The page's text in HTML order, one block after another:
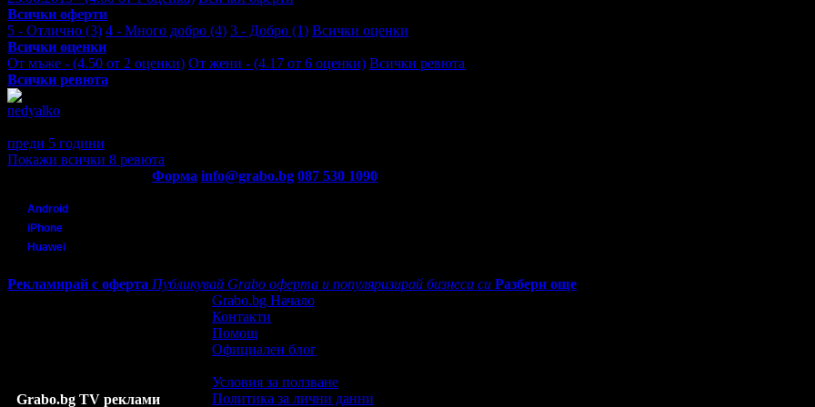
Всички оферти
5 - Отлично (3) 4 - Много добро (4) 3 - Добро (1) Всички оценки
Всички оценки
От мъже - (4.50 от 2 оценки) От жени - (4.17 от 6 оценки) Всички ревюта
Всички ревюта
nedyalko
преди 5 години
Покажи всички 8 ревюта
Форма info@grabo.bg 087 530 1090
Android
iPhone
Huawei
Рекламирай с оферта Публикувай Grabo оферта и популяризирай бизнеса си Разбери още
Grabo.bg TV реклами
Grabo.bg Начало
Контакти
Помощ
Официален блог
Условия за ползване
Политика за лични данни